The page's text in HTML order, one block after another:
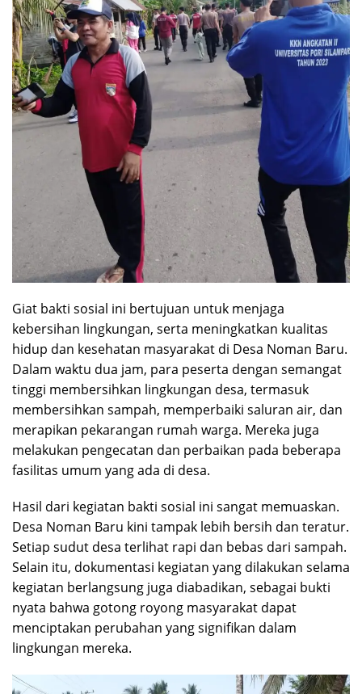
Giat bakti sosial ini bertujuan untuk menjaga
kebersihan lingkungan, serta meningkatkan kualitas
hidup dan kesehatan masyarakat di Desa Noman Baru.
Dalam waktu dua jam, para peserta dengan semangat
tinggi membersihkan lingkungan desa, termasuk
membersihkan sampah, memperbaiki saluran air, dan
merapikan pekarangan rumah warga. Mereka juga
melakukan pengecatan dan perbaikan pada beberapa
fasilitas umum yang ada di desa.
Hasil dari kegiatan bakti sosial ini sangat memuaskan.
Desa Noman Baru kini tampak lebih bersih dan teratur.
Setiap sudut desa terlihat rapi dan bebas dari sampah.
Selain itu, dokumentasi kegiatan yang dilakukan selama
kegiatan berlangsung juga diabadikan, sebagai bukti
nyata bahwa gotong royong masyarakat dapat
menciptakan perubahan yang signifikan dalam
lingkungan mereka.